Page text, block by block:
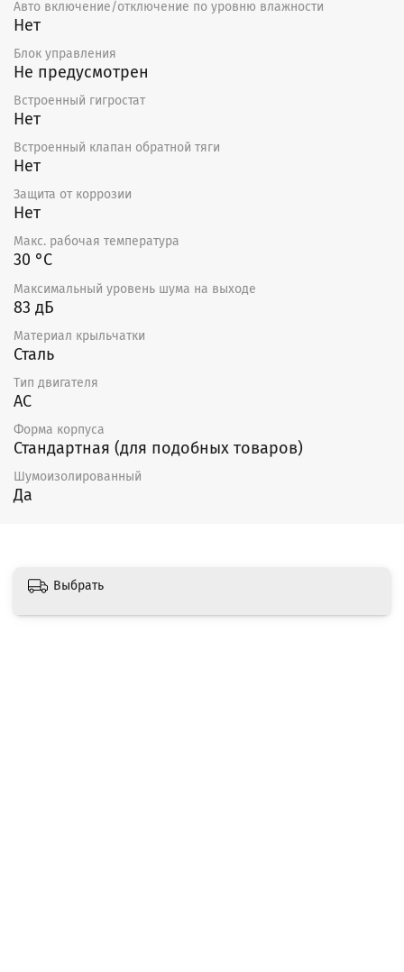
Авто включение/отключение по уровню влажности
Нет
Блок управления
Не предусмотрен
Встроенный гигростат
Нет
Встроенный клапан обратной тяги
Нет
Защита от коррозии
Нет
Макс. рабочая температура
30 °С
Максимальный уровень шума на выходе
83 дБ
Материал крыльчатки
Сталь
Тип двигателя
AC
Форма корпуса
Стандартная (для подобных товаров)
Шумоизолированный
Да
Выбрать